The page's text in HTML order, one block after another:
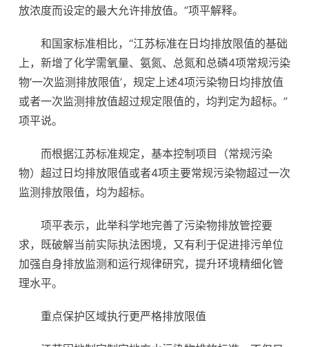
放浓度而设定的最大允许排放值。”项平解释。
和国家标准相比，“江苏标准在日均排放限值的基础
上，新增了化学需氧量、氨氮、总氮和总磷4项常规污染
物‘一次监测排放限值’，规定上述4项污染物日均排放值
或者一次监测排放值超过规定限值的，均判定为超标。”
项平说。
而根据江苏标准规定，基本控制项目（常规污染
物）超过日均排放限值或者4项主要常规污染物超过一次
监测排放限值，均为超标。
项平表示，此举科学地完善了污染物排放管控要
求，既破解当前实际执法困境，又有利于促进排污单位
加强自身排放监测和运行规律研究，提升环境精细化管
理水平。
重点保护区域执行更严格排放限值